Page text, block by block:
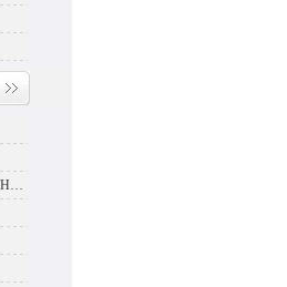
碳刷管式滑触线DHG/DHGJ/HXTL/HXTS-4